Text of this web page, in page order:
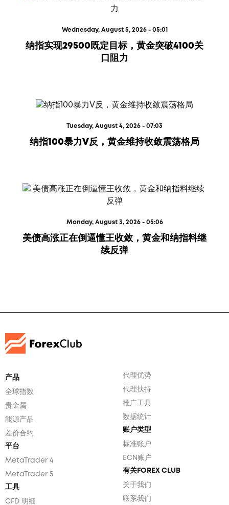
Wednesday, August 5, 2026 - 05:01
纳指实现29500既定目标，黄金突破4100关
口阻力
Tuesday, August 4, 2026 - 07:03
纳指100暴力V反，黄金维持收敛震荡格局
Monday, August 3, 2026 - 05:06
美债高涨正在倒逼懂王收敛，黄金和纳指料继
续反弹
产品
全球指数
贵金属
能源产品
差价合约
平台
MetaTrader 4
MetaTrader 5
工具
CFD 明细
代理优势
代理扶持
推广工具
数据统计
账户类型
标准账户
ECN账户
有关FOREX CLUB
关于我们
联系我们